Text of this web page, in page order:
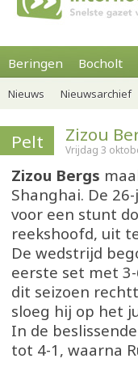
Beringen Bocholt
Nieuws Nieuwsarchief
Pelt Zizou
Vrijdag 3
Zizou Bergs
Shanghai. De
voor een stunt
reekshoofd, uit
De wedstrijd
eerste set met
dit seizoen
sloeg hij op het
In de
tot 4-1, waarna